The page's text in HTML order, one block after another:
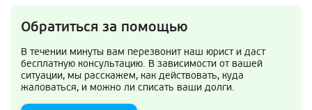
Обратиться за помощью
В течении минуты вам перезвонит наш юрист и даст
бесплатную консультацию. В зависимости от вашей
ситуации, мы расскажем, как действовать, куда
жаловаться, и можно ли списать ваши долги.